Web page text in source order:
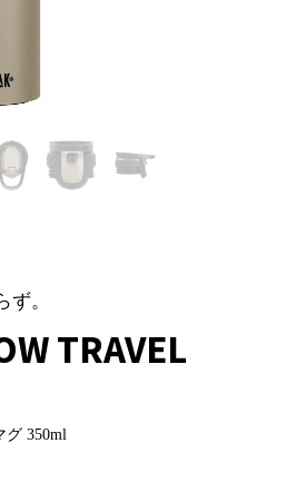
。
TRAVEL
グ 350ml